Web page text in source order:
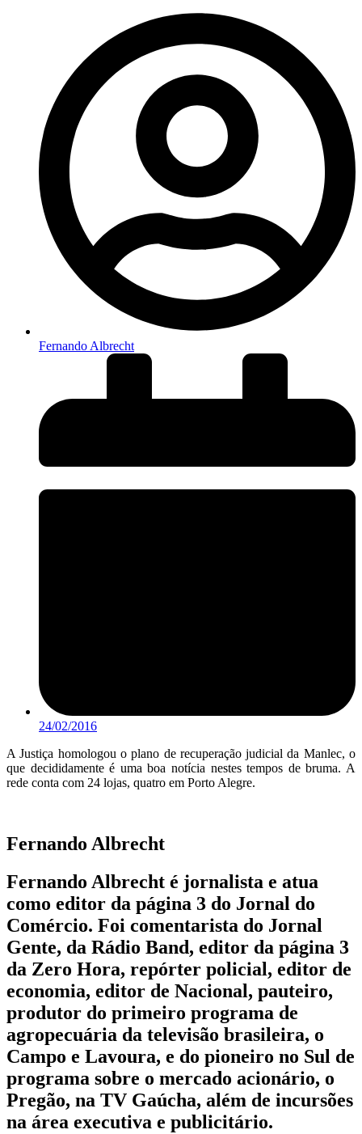
Fernando Albrecht
24/02/2016
A Justiça homologou o plano de recuperação judicial da Manlec, o
que decididamente é uma boa notícia nestes tempos de bruma. A
rede conta com 24 lojas, quatro em Porto Alegre.
Fernando Albrecht
Fernando Albrecht é jornalista e atua
como editor da página 3 do Jornal do
Comércio. Foi comentarista do Jornal
Gente, da Rádio Band, editor da página 3
da Zero Hora, repórter policial, editor de
economia, editor de Nacional, pauteiro,
produtor do primeiro programa de
agropecuária da televisão brasileira, o
Campo e Lavoura, e do pioneiro no Sul de
programa sobre o mercado acionário, o
Pregão, na TV Gaúcha, além de incursões
na área executiva e publicitário.